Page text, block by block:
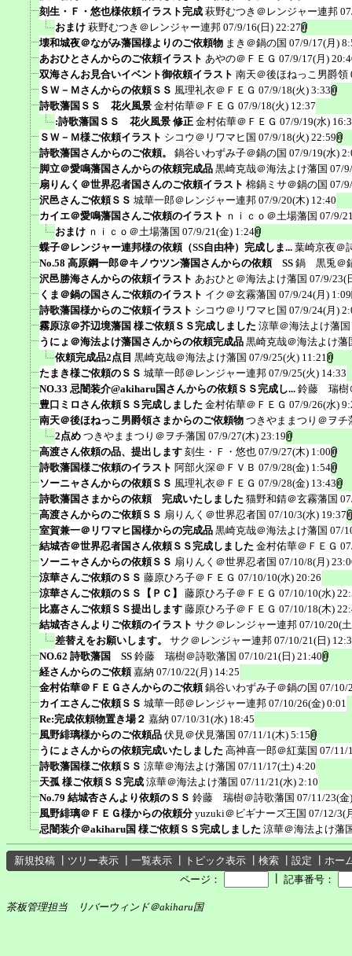
刻生・Ｆ・悠也様依頼イラスト完成 萩野むつき＠レンジャー連邦
おまけ 萩野むつき＠レンジャー連邦 07/9/16(日) 22:27
壊和城夜＠ながみ藩国様よりのご依頼物 まき＠鍋の国 07/9/17(月)
あおひとさんからのご依頼イラスト あやの＠ＦＥＧ 07/9/17(月)
双海さんお見合いイベント御依頼イラスト 南天＠後ほねっこ男爵領
ＳＷ－Ｍさんからの依頼ＳＳ 風理礼衣＠ＦＥＧ 07/9/18(火) 3:33
詩歌藩国ＳＳ 花火風景 金村佑華＠ＦＥＧ 07/9/18(火) 12:37
:詩歌藩国ＳＳ 花火風景 修正 金村佑華＠ＦＥＧ 07/9/19(水)
ＳＷ－Ｍ様ご依頼イラスト シコウ＠リワマヒ国 07/9/18(火) 22:59
詩歌藩国さんからのご依頼。
鍋谷いわずみ子＠鍋の国 07/9/19(水)
脚立＠愛鳴藩国さんからの依頼完成品 黒崎克哉＠海法よけ藩国 07/
扇りんく＠世界忍者国さんのご依頼イラスト 棉鍋ミサ＠鍋の国 07/
沢邑さんご依頼ＳＳ 城華一郎＠レンジャー連邦 07/9/20(木) 12:40
カイエ＠愛鳴藩国さんご依頼のイラスト ｎｉｃｏ＠土場藩国 07/9/
おまけ ｎｉｃｏ＠土場藩国 07/9/21(金) 1:24
蝶子＠レンジャー連邦様の依頼（SS自由枠）完成しま... 葉崎京夜＠
No.58 高原鋼一郎＠キノウツン藩国さんからの依頼 SS 鍋 黒兎＠
沢邑勝海さんからの依頼イラスト あおひと＠海法よけ藩国 07/9/23(
くま＠鍋の国さんご依頼のイラスト イク＠玄霧藩国 07/9/24(月) 1:09
詩歌藩国様からのご依頼イラスト シコウ＠リワマヒ国 07/9/24(月)
霧原涼＠芥辺境藩国 様ご依頼ＳＳ完成しました 涼華＠海法よけ藩国
うにょ＠海法よけ藩国さんからの依頼完成品 黒崎克哉＠海法よけ藩
依頼完成品2点目 黒崎克哉＠海法よけ藩国 07/9/25(火) 11:21
たまき様ご依頼のＳＳ 城華一郎＠レンジャー連邦 07/9/25(火) 14:33
NO.33 忌闇装介@akiharu国さんからの依頼ＳＳ完成し... 鈴藤 瑞樹
豊口ミロさん依頼ＳＳ完成しました 金村佑華＠ＦＥＧ 07/9/26(水)
南天＠後ほねっこ男爵領さまからのご依頼物 つきやままつり＠ヲチ
2点め つきやままつり＠ヲチ藩国 07/9/27(木) 23:19
高渡さん依頼の品、提出します 刻生・Ｆ・悠也 07/9/27(木) 1:00
詩歌藩国様ご依頼のイラスト 阿部火深＠ＦＶＢ 07/9/28(金) 1:54
ソーニャさんからの依頼ＳＳ 風理礼衣＠ＦＥＧ 07/9/28(金) 13:43
詩歌藩国さまからの依頼 完成いたしました 猫野和錆＠玄霧藩国
高渡さんからのご依頼ＳＳ 扇りんく＠世界忍者国 07/10/3(水) 19:37
室賀兼一＠リワマヒ国様からの完成品 黒崎克哉＠海法よけ藩国 07/
結城杏＠世界忍者国さん依頼ＳＳ完成しました 金村佑華＠ＦＥＧ
ソーニャさんからの依頼ＳＳ 扇りんく＠世界忍者国 07/10/8(月)
涼華さんご依頼のＳＳ 藤原ひろ子＠ＦＥＧ 07/10/10(水) 20:26
涼華さんご依頼のＳＳ【ＰＣ】
藤原ひろ子＠ＦＥＧ 07/10/10(水)
比嘉さんご依頼ＳＳ提出します 藤原ひろ子＠ＦＥＧ 07/10/18(木)
結城杏さんよりご依頼のイラスト サク＠レンジャー連邦 07/10/20(
差替えをお願いします。
サク＠レンジャー連邦 07/10/21(日)
NO.62 詩歌藩国 SS 鈴藤 瑞樹＠詩歌藩国 07/10/21(日) 21:40
経さんからのご依頼 嘉納 07/10/22(月) 14:25
金村佑華＠ＦＥＧさんからのご依頼 鍋谷いわずみ子＠鍋の国 07/10/
カイエさんご依頼ＳＳ 城華一郎＠レンジャー連邦 07/10/26(金) 0:01
Re:完成依頼物置き場２ 嘉納 07/10/31(水) 18:45
風野緋璃様からのご依頼品 伏見＠伏見藩国 07/11/1(木) 5:15
うにょさんからの依頼完成いたしました 高神喜一郎＠紅葉国 07/11/
詩歌藩国様ご依頼ＳＳ 涼華＠海法よけ藩国 07/11/17(土) 4:20
天孤 様ご依頼ＳＳ完成 涼華＠海法よけ藩国 07/11/21(水) 2:10
No.79 結城杏さんより依頼のＳＳ 鈴藤 瑞樹＠詩歌藩国 07/11/23(金
風野緋璃＠ＦＥＧ様からの依頼分 yuzuki＠ビギナーズ王国 07/12/3(
忌闇装介＠akiharu国 様ご依頼ＳＳ完成しました 涼華＠海法よけ藩
新規投稿 ツリー表示 一覧表示 トピック表示 検索 設定
ホー
ページ：
記事番号：
茶板管理担当 リバーウィンド＠akiharu国